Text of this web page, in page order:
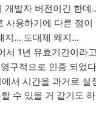
개발자 버전이긴 한데
사용하기에 다른 점이
지... 도대체 왜지...
서 1년 유효기간이라
구적으로 인증 되었
서 시간을 과거로 설
수 있을 거 같기도